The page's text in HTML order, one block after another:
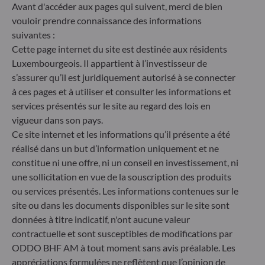
des critères ESG (Environnement et/ou Social et/ou
Gouvernance) dans son processus de décision
d'investissement. Article 9 : L'équipe de gestion suit
un objectif d'investissement durable strict qui
contribue de manière significative aux défis de la
transition écologique, et traite les risques de
durabilité par le biais de notations fournies par le
fournisseur externe de données ESG de la société
de gestion
Avant d'accéder aux pages qui suivent, merci de bien
vouloir prendre connaissance des informations
suivantes :
Cette page internet du site est destinée aux résidents
Luxembourgeois. Il appartient à l’investisseur de
s’assurer qu’il est juridiquement autorisé à se connecter
à ces pages et à utiliser et consulter les informations et
services présentés sur le site au regard des lois en
vigueur dans son pays.
Ce site internet et les informations qu’il présente a été
réalisé dans un but d’information uniquement et ne
constitue ni une offre, ni un conseil en investissement, ni
une sollicitation en vue de la souscription des produits
ou services présentés. Les informations contenues sur le
site ou dans les documents disponibles sur le site sont
données à titre indicatif, n'ont aucune valeur
contractuelle et sont susceptibles de modifications par
ODDO BHF AM à tout moment sans avis préalable. Les
appréciations formulées ne reflètent que l’opinion de